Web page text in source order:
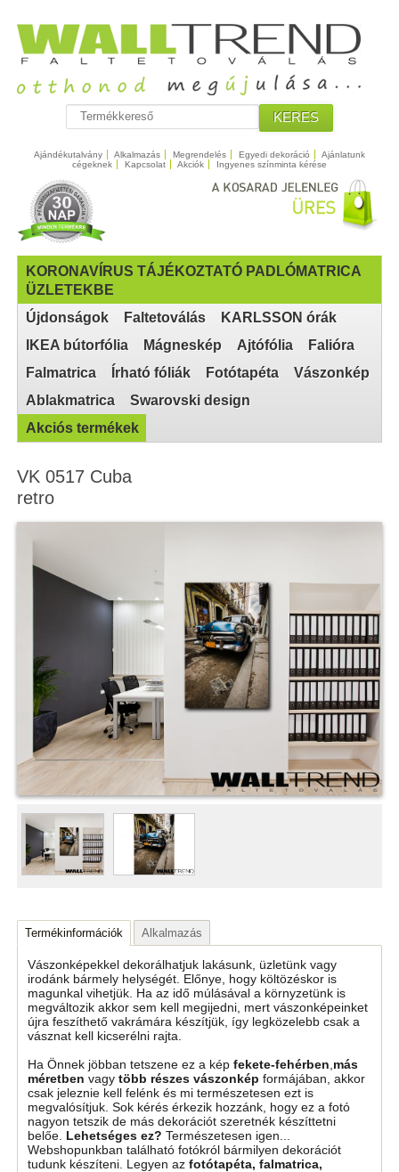
KERES
Ajándékutalvány Alkalmazás Megrendelés Egyedi dekoráció
Ajánlatunk
cégeknek
Kapcsolat Akciók Ingyenes színminta kérése
KORONAVÍRUS TÁJÉKOZTATÓ PADLÓMATRICA
ÜZLETEKBE
Újdonságok
Faltetoválás
KARLSSON órák
IKEA bútorfólia
Mágneskép Ajtófólia
Falióra
Falmatrica
Írható fóliák Fotótapéta
Vászonkép
Ablakmatrica
Swarovski design
Akciós termékek
VK 0517 Cuba
retro
Termékinformációk Alkalmazás
Vászonképekkel dekorálhatjuk lakásunk, üzletünk vagy
irodánk bármely helységét. Előnye, hogy költözéskor is
magunkal vihetjük. Ha az idő múlásával a környzetünk is
megváltozik akkor sem kell megijedni, mert vászonképeinket
újra feszíthető vakrámára készítjük, így legközelebb csak a
vásznat kell kicserélni rajta.
Ha Önnek jöbban tetszene ez a képfekete-fehérben,más
méretbenvagytöbb részes vászonkép formájában, akkor
csak jeleznie kell felénk és mi természetesen ezt is
megvalósítjuk. Sok kérés érkezik hozzánk, hogy ez a fotó
nagyon tetszik de más dekorációt szeretnék készíttetni
belőe. Lehetséges ez? Természetesen igen...
Webshopunkban található fotókról bármilyen dekorációt
tudunk készíteni. Legyen azfotótapéta, falmatrica,